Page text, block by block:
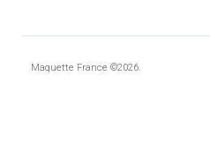
Maquette France ©2026.